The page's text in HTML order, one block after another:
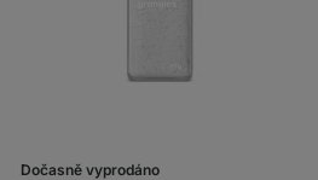
Dočasně vyprodáno